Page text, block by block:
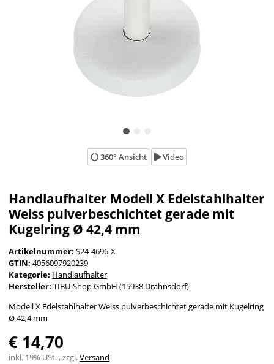
360° Ansicht Video
Handlaufhalter Modell X Edelstahlhalter
Weiss pulverbeschichtet gerade mit
Kugelring Ø 42,4 mm
Artikelnummer: S24-4696-X
GTIN: 4056097920239
Kategorie: Handlaufhalter
Hersteller: TIBU-Shop GmbH (15938 Drahnsdorf)
Modell X Edelstahlhalter Weiss pulverbeschichtet gerade mit Kugelring
Ø 42,4 mm
€ 14,70
inkl. 19% USt. , zzgl.Versand